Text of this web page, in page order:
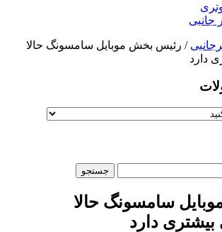
جانبی
/ رئیس بخش موبایل سامسونگ حالا
دارد
سامسونگ حالا
دارد